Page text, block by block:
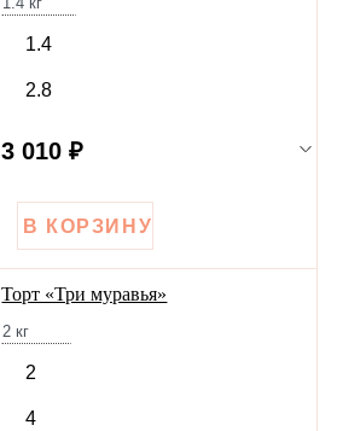
1.4
2.8
3 010 ₽
Торт «Три муравья»
2 кг
2
4